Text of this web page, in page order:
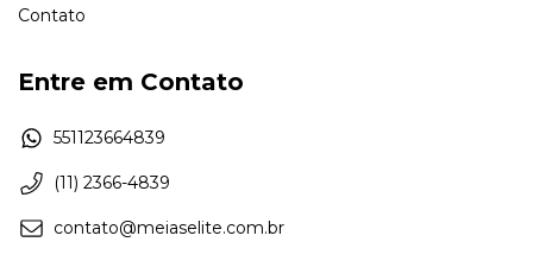
Contato
Entre em Contato
551123664839
(11) 2366-4839
contato@meiaselite.com.br